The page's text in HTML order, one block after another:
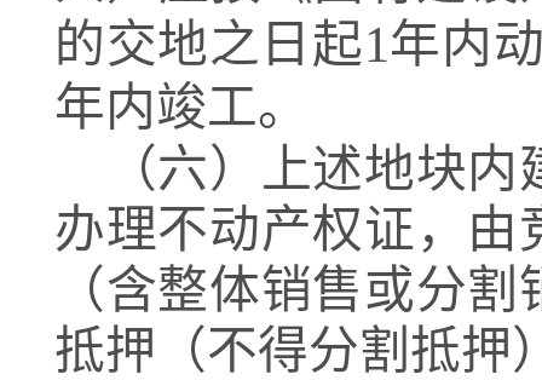
的交地之日起1年内
年内竣工。
（六）
上述地块
办理不动产权证，由
（含整体销售或分
抵押（不得分割抵押